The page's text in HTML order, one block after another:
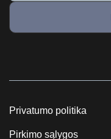
Privatumo politika
Pirkimo sąlygos